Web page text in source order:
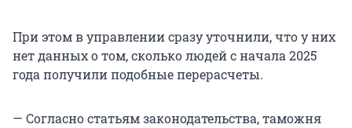
При этом в управлении сразу уточнили, что у них
нет данных о том, сколько людей с начала 2025
года получили подобные перерасчеты.
— Согласно статьям законодательства, таможня